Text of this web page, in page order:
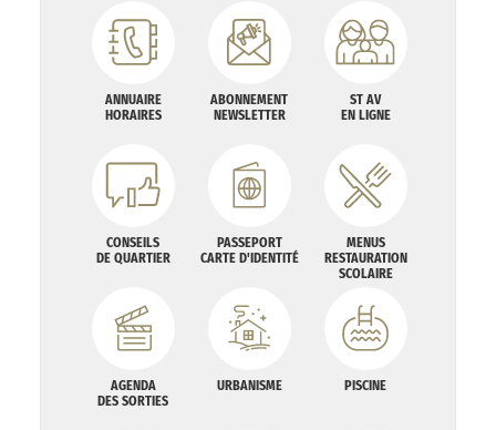
ANNUAIRE
HORAIRES
ABONNEMENT
NEWSLETTER
ST AV
EN LIGNE
CONSEILS
DE QUARTIER
PASSEPORT
CARTE D'IDENTITÉ
MENUS
RESTAURATION
SCOLAIRE
AGENDA
DES SORTIES
URBANISME PISCINE